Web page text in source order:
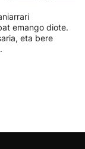
emango diote.
eta bere